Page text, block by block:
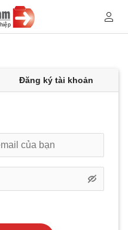
Đăng ký tài khoản